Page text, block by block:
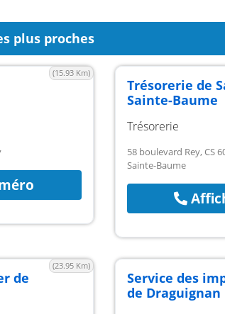
plus proches
(15.93 Km)
Trésorerie de
Sainte-Baume
Trésorerie
58 boulevard Rey, CS
Sainte-Baume
(23.95 Km)
de
Service des
de Draguignan